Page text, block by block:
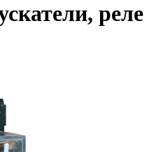
реле